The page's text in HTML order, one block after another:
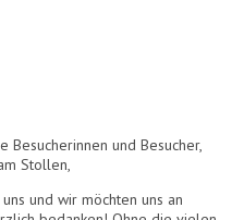
und Besucher,
Stollen,
und wir möchten uns an